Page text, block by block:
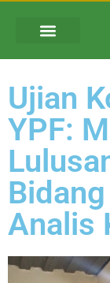
Ujian
YPF:
Analis